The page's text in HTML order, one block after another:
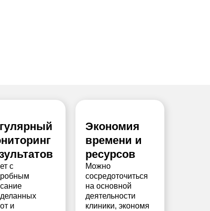
с
и
Экономия
времени и
ресурсов
Можно
сосредоточиться
на основной
деятельности
клиники, экономя